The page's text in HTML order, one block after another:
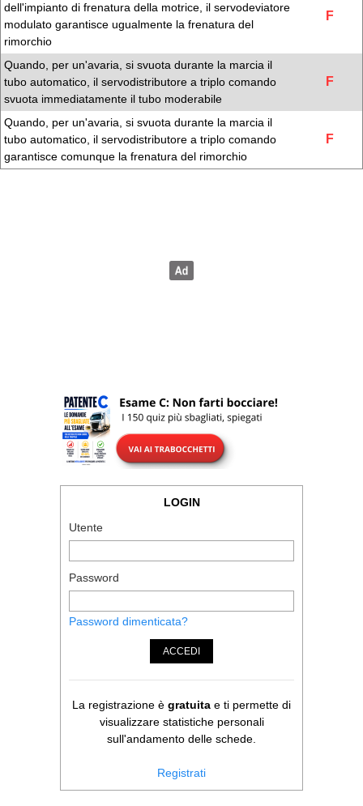
dell'impianto di frenatura della motrice, il servodeviatore
modulato garantisce ugualmente la frenatura del
rimorchio
F
Quando, per un'avaria, si svuota durante la marcia il
tubo automatico, il servodistributore a triplo comando
svuota immediatamente il tubo moderabile
F
Quando, per un'avaria, si svuota durante la marcia il
tubo automatico, il servodistributore a triplo comando
garantisce comunque la frenatura del rimorchio
F
LOGIN
Utente
Password
Password dimenticata?
ACCEDI
La registrazione è gratuita e ti permette di
visualizzare statistiche personali
sull'andamento delle schede.
Registrati